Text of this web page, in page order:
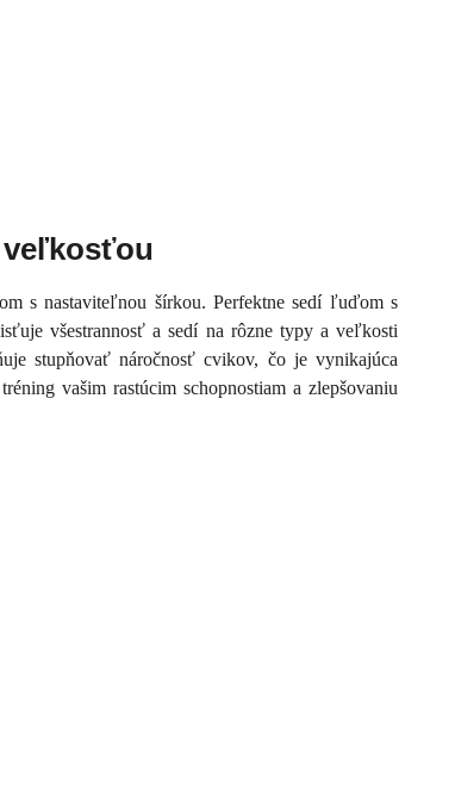
s nastaviteľnou šírkou. Perfektne sedí ľuďom s
všestrannosť a sedí na rôzne typy a veľkosti
stupňovať náročnosť cvikov, čo je vynikajúca
vašim rastúcim schopnostiam a zlepšovaniu